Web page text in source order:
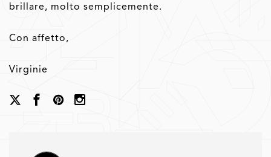
brillare, molto semplicemente.
Con affetto,
Virginie